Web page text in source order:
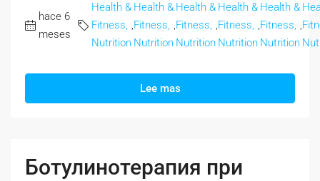
hace 6
meses
Health &
Fitness,
Nutrition
,
Health &
Fitness,
Nutrition
,
Health &
Fitness,
Nutrition
,
Health &
Fitness,
Nutrition
,
Health &
Fitness,
Nutrition
,
Lee mas
Ботулинотерапия при